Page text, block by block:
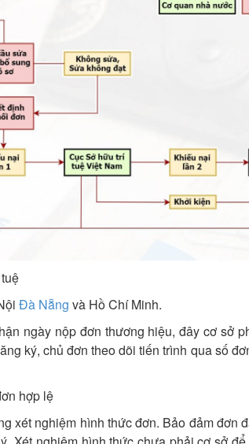
Đà Nẵng và Hồ Chí Minh.
ngày nộp đơn thương hiệu, đây cơ sở
ký, chủ đơn theo dõi tiến trình qua số
hợp lệ
xét nghiệm hình thức đơn. Bảo đảm đơn